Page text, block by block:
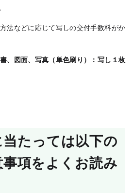
法などに応じて写しの交付手数料がか
、図面、写真（単色刷り）：写し１枚
当たっては以下の
項をよくお読み